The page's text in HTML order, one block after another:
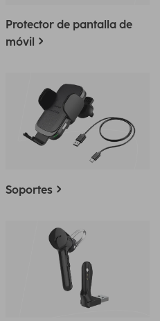
Protector de pantalla de
móvil
Soportes